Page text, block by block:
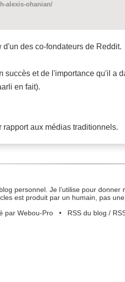
alexis-ohanian/
des co-fondateurs de Reddit.
succès et de l'importance qu'il a
en fait).
rapport aux médias traditionnels.
personnel. Je l’utilise pour donner
est produit par un humain, pas
par Webou-Pro• RSS du blog /